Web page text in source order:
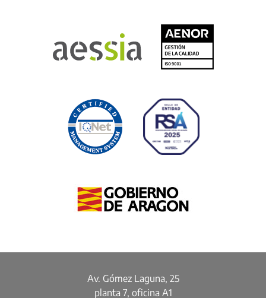
Av. Gómez Laguna, 25
planta 7, oficina A1